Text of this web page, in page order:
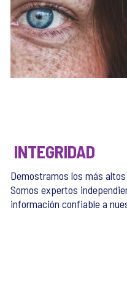
INTEGRIDAD
Demostramos los más
Somos expertos
información confiable a